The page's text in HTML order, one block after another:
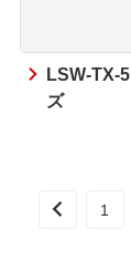
LSW-TX-
ズ
1